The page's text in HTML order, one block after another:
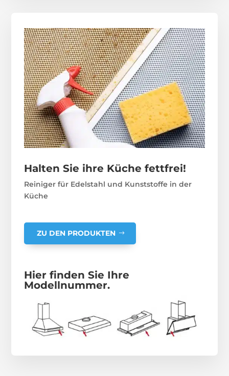
Halten Sie ihre Küche fettfrei!
Reiniger für Edelstahl und Kunststoffe in der
Küche
ZU DEN PRODUKTEN
Hier finden Sie Ihre
Modellnummer.